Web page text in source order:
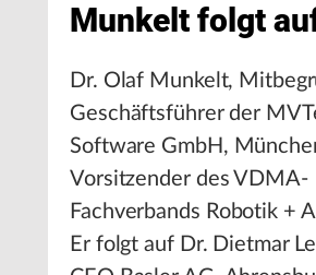
Munkelt folgt
Dr. Olaf Munkelt,
Geschäftsführer der
Software GmbH,
Vorsitzender des VDMA-
Fachverbands Robotik +
Er folgt auf Dr. Dietmar